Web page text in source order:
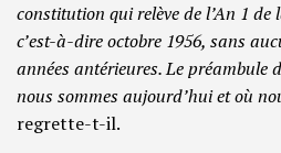
constitution qui relève de l’An 1 de
c’est-à-dire octobre 1956, sans
années antérieures. Le préambule
nous sommes aujourd’hui et où
regrette-t-il.